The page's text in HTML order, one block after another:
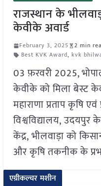
राजस्थान के
केवीके अवार्ड
February 3, 2025
2 min
Best KVK Award, kvk
03 फ़रवरी 2025,
केवीके को मिला बेस्ट
महाराणा प्रताप कृषि एवं
विश्वविद्यालय, उदयपुर
केंद्र, भीलवाड़ा को
और कृषि तकनीक के
एग्रीकल्चर मशीन